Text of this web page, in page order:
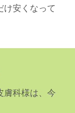
け安くなって
膚科様は、今